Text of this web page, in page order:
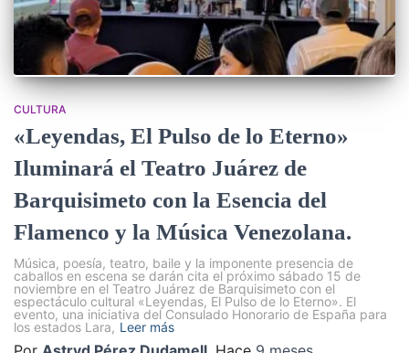
CULTURA
«Leyendas, El Pulso de lo Eterno»
Iluminará el Teatro Juárez de
Barquisimeto con la Esencia del
Flamenco y la Música Venezolana.
Música, poesía, teatro, baile y la imponente presencia de
caballos en escena se darán cita el próximo sábado 15 de
noviembre en el Teatro Juárez de Barquisimeto con el
espectáculo cultural «Leyendas, El Pulso de lo Eterno». El
evento, una iniciativa del Consulado Honorario de España para
los estados Lara, Leer más